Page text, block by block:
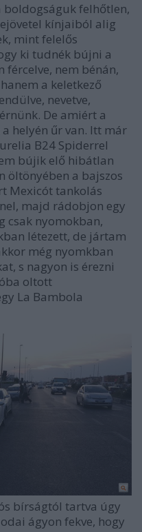
felhőtlen,
kínjaiból alig
mint felelős
ki tudnék bújni a
fércelve, nem bénán,
a keletkező
nevetve,
De amiért a
helyén űr van. Itt már
B24 Spiderrel
bújik elő hibátlan
a bajszos
Mexicót tankolás
majd rádobjon egy
csak nyomokban,
létezett, de jártam
még nyomkban
s nagyon is érezni
oltott
La Bambola
bírságtól tartva úgy
ágyon fekve, hogy